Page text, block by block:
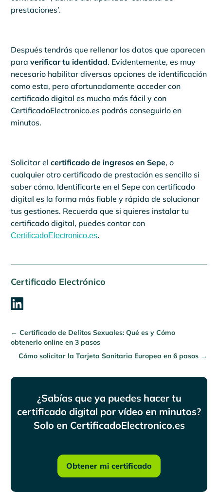
prestaciones’.
Después tendrás que rellenar los datos que aparecen
para verificar tu identidad. Evidentemente, es muy
necesario habilitar diversas opciones de identificación
como esta, pero afortunadamente acceder con
certificado digital es mucho más fácil y con
CertificadoElectronico.es podrás conseguirlo en
minutos.
Solicitar el certificado de ingresos en Sepe, o
cualquier otro certificado de prestación es sencillo si
saber cómo. Identificarte en el Sepe con certificado
digital es la forma más fiable y rápida de solucionar
tus gestiones. Recuerda que si quieres instalar tu
certificado digital, puedes contar con
CertificadoElectronico.es.
Certificado Electrónico

←Certificado de Delitos Sexuales: Qué es y Cómo
obtenerlo online en 3 pasos
Cómo solicitar la Tarjeta Sanitaria Europea en 6 pasos→
¿Sabías que ya puedes hacer tu
certificado digital por vídeo en minutos?
Solo en CertificadoElectronico.es
Obtener mi certificado